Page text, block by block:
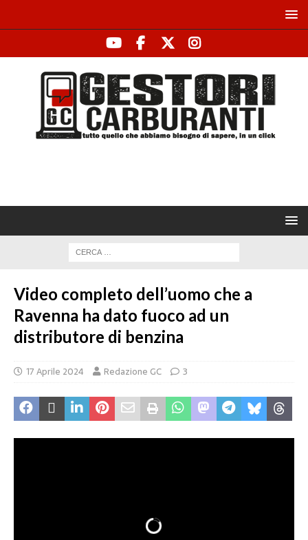
Video completo dell’uomo che a
Ravenna ha dato fuoco ad un
distributore di benzina
17 Aprile 2024 Redazione GC 3